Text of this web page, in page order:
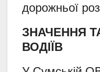
дорожньої
ЗНАЧЕННЯ
ВОДІЇВ